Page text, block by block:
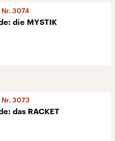
3074
die MYSTIK
3073
das RACKET